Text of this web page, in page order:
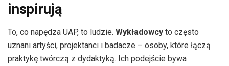
inspirują
To, co napędza UAP, to ludzie. Wykładowcy to często
uznani artyści, projektanci i badacze – osoby, które łączą
praktykę twórczą z dydaktyką. Ich podejście bywa